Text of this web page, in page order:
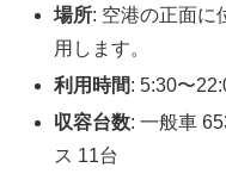
場所: 空港の正面に
用します。
利用時間: 5:30〜
収容台数: 一般車
ス 11台